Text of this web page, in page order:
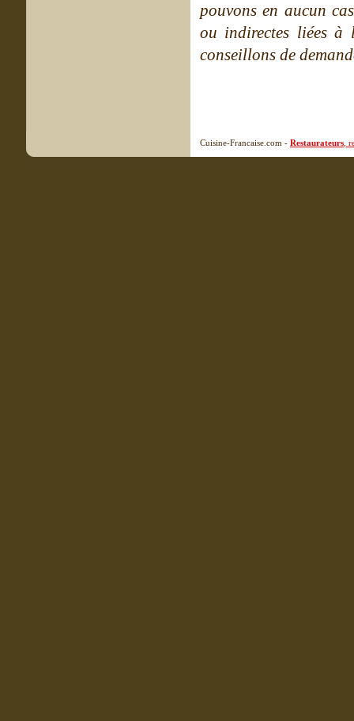
pouvons en aucun
ou indirectes liées à
conseillons de
Cuisine-Francaise.com - Restaurateurs ,